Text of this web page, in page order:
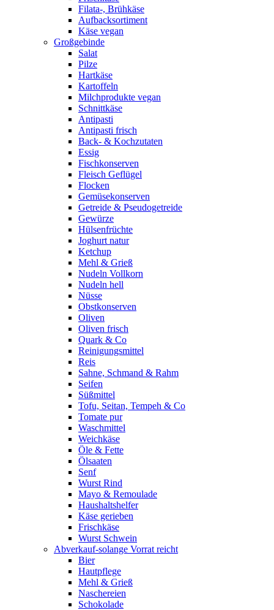
Filata-, Brühkäse
Aufbacksortiment
Käse vegan
Großgebinde
Salat
Pilze
Hartkäse
Kartoffeln
Milchprodukte vegan
Schnittkäse
Antipasti
Antipasti frisch
Back- & Kochzutaten
Essig
Fischkonserven
Fleisch Geflügel
Flocken
Gemüsekonserven
Getreide & Pseudogetreide
Gewürze
Hülsenfrüchte
Joghurt natur
Ketchup
Mehl & Grieß
Nudeln Vollkorn
Nudeln hell
Nüsse
Obstkonserven
Oliven
Oliven frisch
Quark & Co
Reinigungsmittel
Reis
Sahne, Schmand & Rahm
Seifen
Süßmittel
Tofu, Seitan, Tempeh & Co
Tomate pur
Waschmittel
Weichkäse
Öle & Fette
Ölsaaten
Senf
Wurst Rind
Mayo & Remoulade
Haushaltshelfer
Käse gerieben
Frischkäse
Wurst Schwein
Abverkauf-solange Vorrat reicht
Bier
Hautpflege
Mehl & Grieß
Naschereien
Schokolade